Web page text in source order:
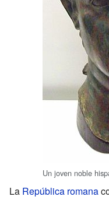
Un joven noble
La República romana